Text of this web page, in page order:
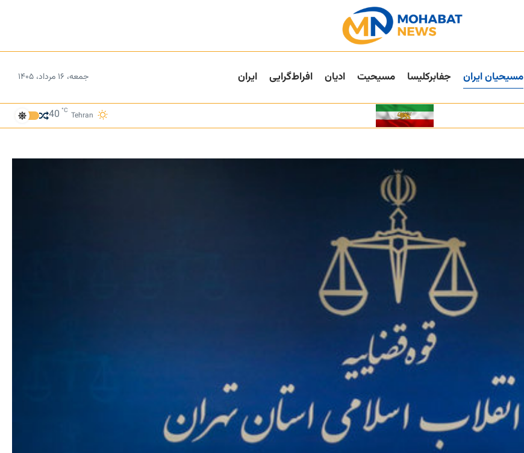
مسیحیان ایران جفا‌بر‌کلیسا مسیحیت ادیان افراط‌گرایی ایران جمعه، ۱۶ مرداد، ۱۴۰۵
Tehran
40 °C